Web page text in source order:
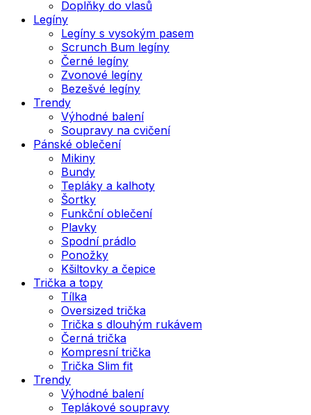
Doplňky do vlasů
Legíny
Legíny s vysokým pasem
Scrunch Bum legíny
Černé legíny
Zvonové legíny
Bezešvé legíny
Trendy
Výhodné balení
Soupravy na cvičení
Pánské oblečení
Mikiny
Bundy
Tepláky a kalhoty
Šortky
Funkční oblečení
Plavky
Spodní prádlo
Ponožky
Kšiltovky a čepice
Trička a topy
Tílka
Oversized trička
Trička s dlouhým rukávem
Černá trička
Kompresní trička
Trička Slim fit
Trendy
Výhodné balení
Teplákové soupravy